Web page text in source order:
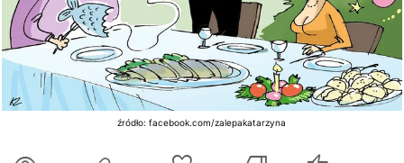
źródło: facebook.com/zalepakatarzyna